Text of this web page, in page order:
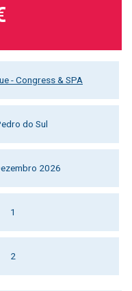
- Congress & SPA
do Sul
2026
1
2